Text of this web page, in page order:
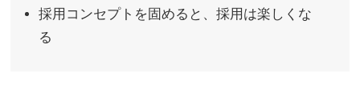
採用コンセプトを固めると、採用は楽しくな
る